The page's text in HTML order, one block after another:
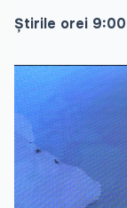
Știrile orei